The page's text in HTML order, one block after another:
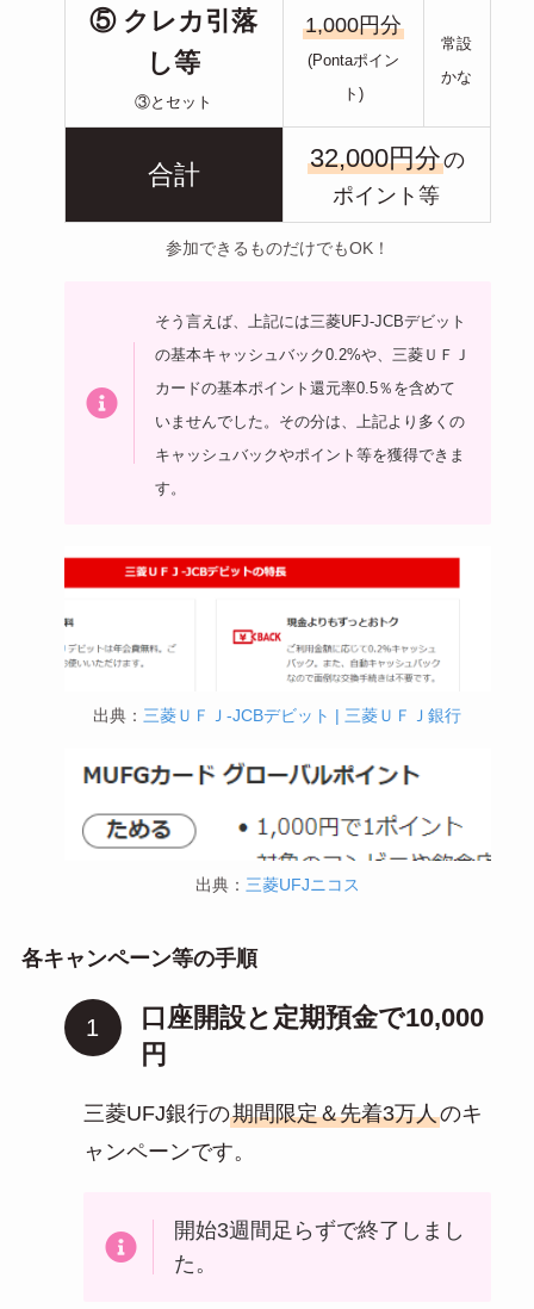
⑤ クレカ引落
し等
③とセット
1,000円分
(Pontaポイン
ト)
常設
かな
合計
32,000円分の
ポイント等
参加できるものだけでもOK！
そう言えば、上記には三菱UFJ-JCBデビット
の基本キャッシュバック0.2%や、三菱ＵＦＪ
カードの基本ポイント還元率0.5％を含めて
いませんでした。その分は、上記より多くの
キャッシュバックやポイント等を獲得できま
す。
出典：三菱ＵＦＪ-JCBデビット | 三菱ＵＦＪ銀行
出典： 三菱UFJニコス
各キャンペーン等の手順
口座開設と定期預金で10,000
円
三菱UFJ銀行の期間限定＆先着3万人のキ
ャンペーンです。
開始3週間足らずで終了しまし
た。